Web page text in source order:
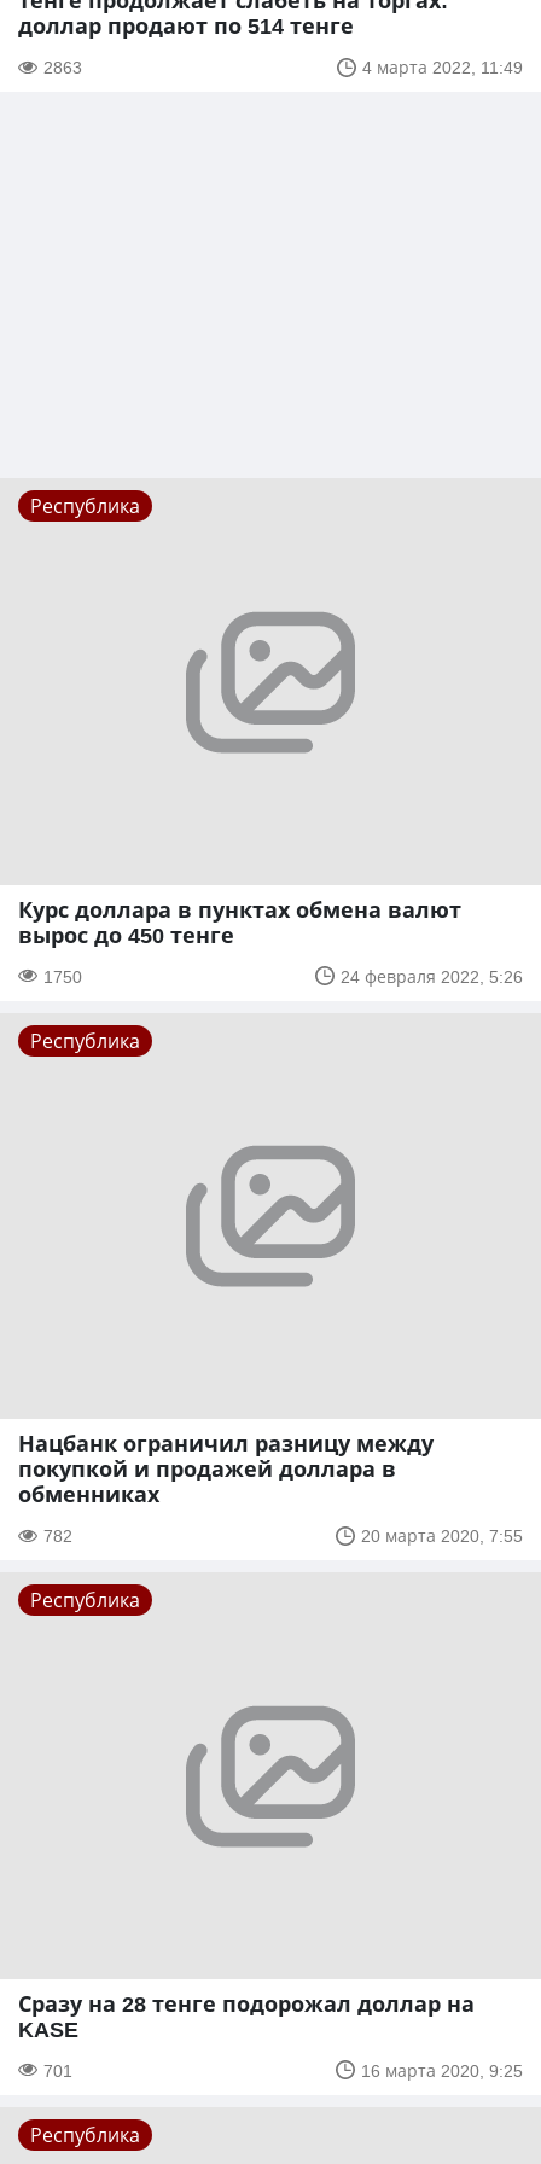
доллар продают по 514 тенге
2863 4 марта 2022, 11:49
Республика
Курс доллара в пунктах обмена валют
вырос до 450 тенге
1750 24 февраля 2022, 5:26
Республика
Нацбанк ограничил разницу между
покупкой и продажей доллара в
обменниках
782 20 марта 2020, 7:55
Республика
Сразу на 28 тенге подорожал доллар на
KASE
701 16 марта 2020, 9:25
Республика